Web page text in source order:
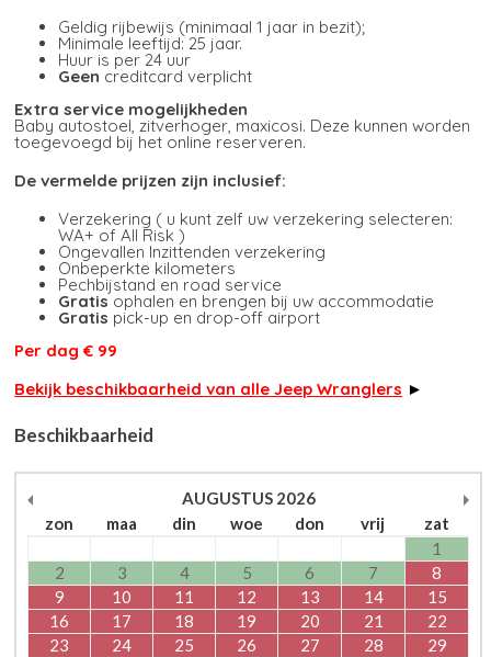
Geldig rijbewijs (minimaal 1 jaar in bezit);
Minimale leeftijd: 25 jaar.
Huur is per 24 uur
Geen creditcard verplicht
Extra service mogelijkheden
Baby autostoel, zitverhoger, maxicosi. Deze kunnen worden
toegevoegd bij het online reserveren.
De vermelde prijzen zijn inclusief:
Verzekering ( u kunt zelf uw verzekering selecteren:
WA+ of All Risk )
Ongevallen Inzittenden verzekering
Onbeperkte kilometers
Pechbijstand en road service
Gratis ophalen en brengen bij uw accommodatie
Gratis pick-up en drop-off airport
Per dag € 99
Bekijk beschikbaarheid van alle Jeep Wranglers ►
Beschikbaarheid
AUGUSTUS 2026
zon
maa din woe don vrij
zat
1
2
3 4 5 6 7
8
9
10 11 12 13 14
15
16
17 18 19 20 21
22
23
24 25 26 27 28
29